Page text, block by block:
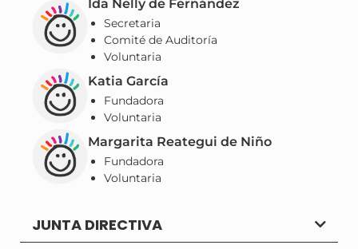
Ida Nelly de Fernández
Secretaria
Comité de Auditoría
Voluntaria
Katia García
Fundadora
Voluntaria
Margarita Reategui de Niño
Fundadora
Voluntaria
JUNTA DIRECTIVA